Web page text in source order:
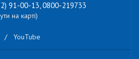
91-00-13, 0800-219733
на карті)
/ YouTube